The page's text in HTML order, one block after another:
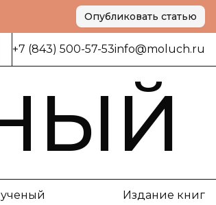
Опубликовать статью
+7 (843) 500-57-53info@moluch.ru
Издание книг